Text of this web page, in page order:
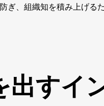
ぎ、組織知を積み上げる
出すイ